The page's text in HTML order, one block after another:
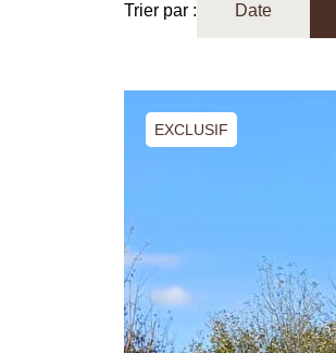
Trier par : Date
EXCLUSIF